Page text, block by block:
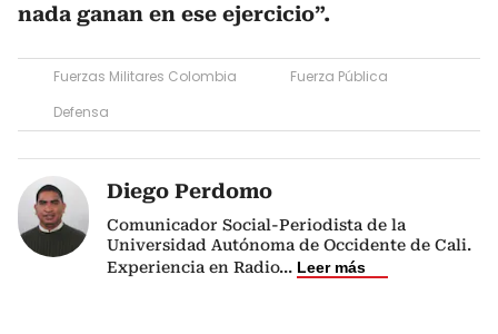
nada ganan en ese ejercicio”.
Fuerzas Militares Colombia
Fuerza Pública
Defensa
Diego Perdomo
Comunicador Social-Periodista de la
Universidad Autónoma de Occidente de Cali.
Experiencia en Radio... Leer más